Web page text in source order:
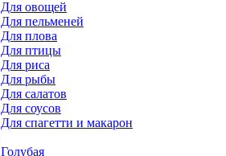
Для овощей
Для пельменей
Для плова
Для птицы
Для риса
Для рыбы
Для салатов
Для соусов
Для спагетти и макарон
Голубая